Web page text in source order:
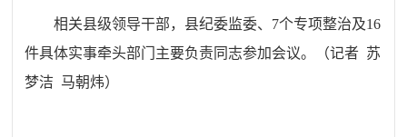
相关县级领导干部，县纪委监委、 7个专项整治及16
件具体实事牵头部门主要负责同志参加会议。
（记者 苏
梦洁 马朝炜）